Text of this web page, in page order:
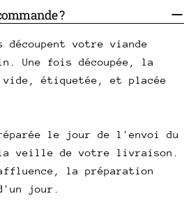
?
découpent votre viande
Une fois découpée, la
vide, étiquetée, et placée
le jour de l'envoi du
veille de votre livraison.
la préparation
jour.